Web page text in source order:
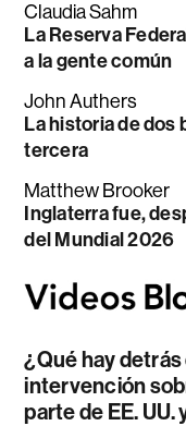
Claudia Sahm
La Reserva
a la gente común
John Authers
La historia de dos
tercera
Matthew Brooker
Inglaterra fue,
del Mundial 2026
¿Qué hay detrás
intervención
parte de EE. UU.